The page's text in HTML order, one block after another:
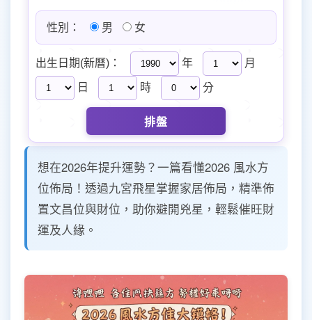
性別： 男 女
出生日期(新曆)： 年 月
日 時 分
排盤
想在2026年提升運勢？一篇看懂2026 風水方
位佈局！透過九宮飛星掌握家居佈局，精準佈
置文昌位與財位，助你避開兇星，輕鬆催旺財
運及人緣。